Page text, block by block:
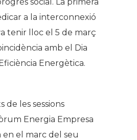
a la interconnexió
tenir lloc el 5 de març
amb el Dia
Energètica.
de les sessions
Energia Empresa
en el marc del seu